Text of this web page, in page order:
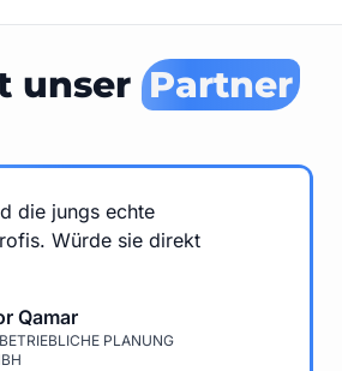
unser Partner
die jungs echte
Würde sie direkt
Qamar
PLANUNG